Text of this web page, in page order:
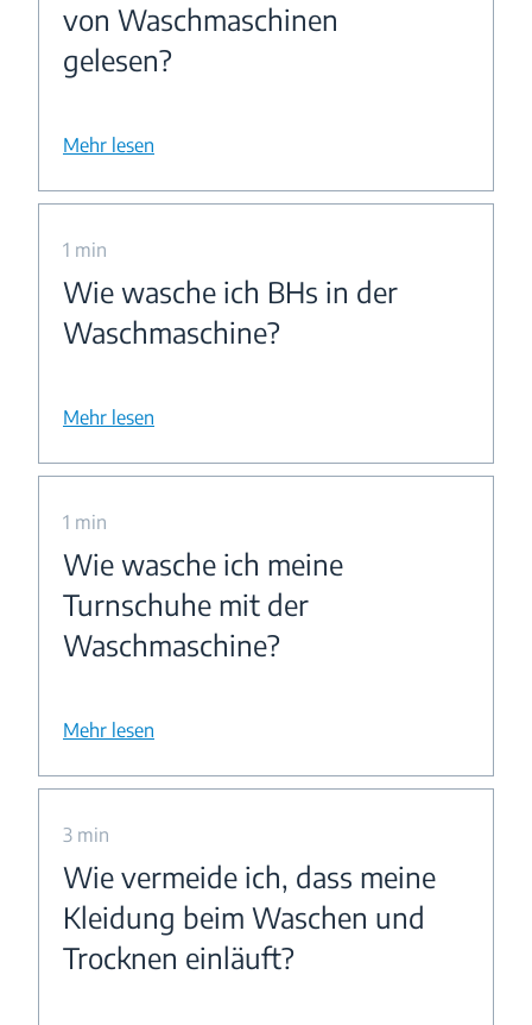
von Waschmaschinen
gelesen?
Mehr lesen
1 min
Wie wasche ich BHs in der
Waschmaschine?
Mehr lesen
1 min
Wie wasche ich meine
Turnschuhe mit der
Waschmaschine?
Mehr lesen
3 min
Wie vermeide ich, dass meine
Kleidung beim Waschen und
Trocknen einläuft?